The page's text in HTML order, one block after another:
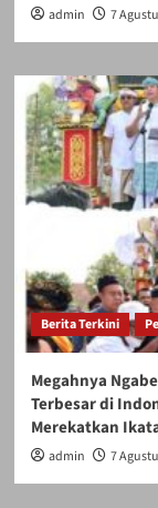
admin 7
Berita Terkini
Megahnya
Terbesar di
Merekatkan
admin 7